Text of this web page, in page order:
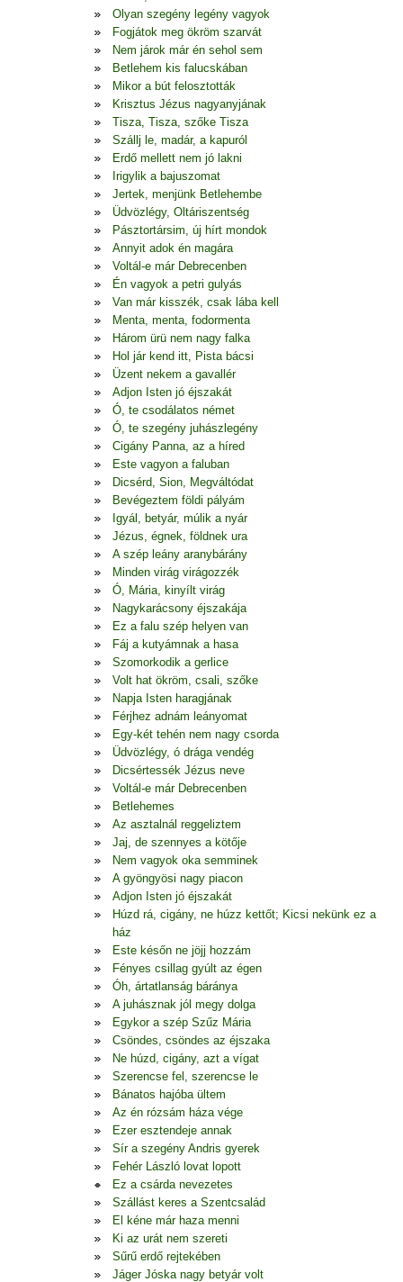
Olyan szegény legény vagyok
Fogjátok meg ökröm szarvát
Nem járok már én sehol sem
Betlehem kis falucskában
Mikor a bút felosztották
Krisztus Jézus nagyanyjának
Tisza, Tisza, szőke Tisza
Szállj le, madár, a kapuról
Erdő mellett nem jó lakni
Irigylik a bajuszomat
Jertek, menjünk Betlehembe
Üdvözlégy, Oltáriszentség
Pásztortársim, új hírt mondok
Annyit adok én magára
Voltál-e már Debrecenben
Én vagyok a petri gulyás
Van már kisszék, csak lába kell
Menta, menta, fodormenta
Három ürü nem nagy falka
Hol jár kend itt, Pista bácsi
Üzent nekem a gavallér
Adjon Isten jó éjszakát
Ó, te csodálatos német
Ó, te szegény juhászlegény
Cigány Panna, az a híred
Este vagyon a faluban
Dicsérd, Sion, Megváltódat
Bevégeztem földi pályám
Igyál, betyár, múlik a nyár
Jézus, égnek, földnek ura
A szép leány aranybárány
Minden virág virágozzék
Ó, Mária, kinyílt virág
Nagykarácsony éjszakája
Ez a falu szép helyen van
Fáj a kutyámnak a hasa
Szomorkodik a gerlice
Volt hat ökröm, csali, szőke
Napja Isten haragjának
Férjhez adnám leányomat
Egy-két tehén nem nagy csorda
Üdvözlégy, ó drága vendég
Dicsértessék Jézus neve
Voltál-e már Debrecenben
Betlehemes
Az asztalnál reggeliztem
Jaj, de szennyes a kötője
Nem vagyok oka semminek
A gyöngyösi nagy piacon
Adjon Isten jó éjszakát
Húzd rá, cigány, ne húzz kettőt; Kicsi nekünk ez a
ház
Este későn ne jöjj hozzám
Fényes csillag gyúlt az égen
Óh, ártatlanság báránya
A juhásznak jól megy dolga
Egykor a szép Szűz Mária
Csöndes, csöndes az éjszaka
Ne húzd, cigány, azt a vígat
Szerencse fel, szerencse le
Bánatos hajóba ültem
Az én rózsám háza vége
Ezer esztendeje annak
Sír a szegény Andris gyerek
Fehér László lovat lopott
Ez a csárda nevezetes
Szállást keres a Szentcsalád
El kéne már haza menni
Ki az urát nem szereti
Sűrű erdő rejtekében
Jáger Jóska nagy betyár volt